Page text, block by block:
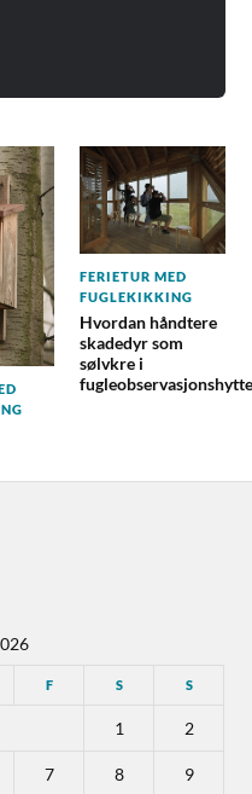
FERIETUR MED
FUGLEKIKKING
Hvordan håndtere
skadedyr som
sølvkre i
F S S
1 2
7 8 9